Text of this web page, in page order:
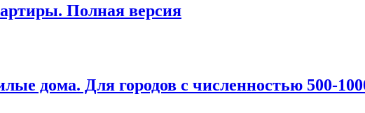
Полная версия
дома. Для городов с численностью 500-